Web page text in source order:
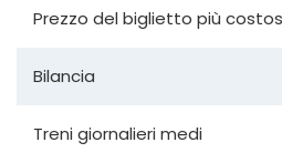
Prezzo del biglietto più
Bilancia
Treni giornalieri medi